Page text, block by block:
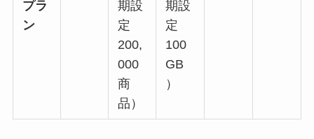
プラ
ン
期設
定
200,
000
商
品）
期設
定
100
GB
）